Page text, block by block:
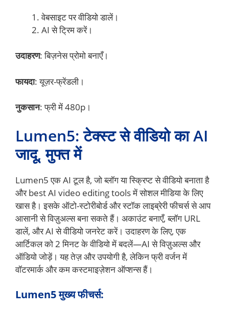
वेबसाइट पर वीडियो डालें।
AI से ट्रिम करें।
उदाहरण: बिज़नेस प्रोमो बनाएँ।
फायदा: यूज़र-फ्रेंडली।
नुकसान: फ्री में 480p।
Lumen5: टेक्स्ट से वीडियो का AI
जादू, मुफ्त में
Lumen5 एक AI टूल है, जो ब्लॉग या स्क्रिप्ट से वीडियो बनाता है
और best AI video editing tools में सोशल मीडिया के लिए
खास है। इसके ऑटो-स्टोरीबोर्ड और स्टॉक लाइब्रेरी फीचर्स से आप
आसानी से विज़ुअल्स बना सकते हैं। अकाउंट बनाएँ, ब्लॉग URL
डालें, और AI से वीडियो जनरेट करें। उदाहरण के लिए, एक
आर्टिकल को 2 मिनट के वीडियो में बदलें—AI से विज़ुअल्स और
ऑडियो जोड़ें। यह तेज़ और उपयोगी है, लेकिन फ्री वर्जन में
वॉटरमार्क और कम कस्टमाइज़ेशन ऑप्शन्स हैं।
Lumen5 मुख्य फीचर्स: